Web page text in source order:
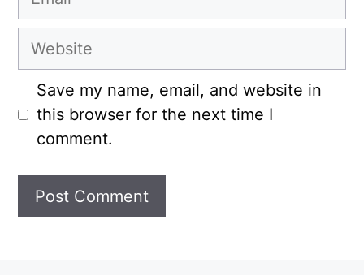
Website
Save my name, email, and website in
this browser for the next time I
comment.